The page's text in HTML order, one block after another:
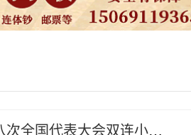
2012-26M 中国共产党第十八次全国代表大会双连小型张